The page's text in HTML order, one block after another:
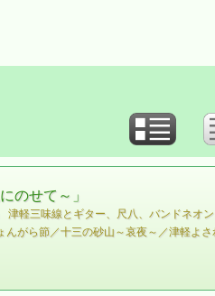
のせて～」
津軽三味線とギター、尺八、バンドネ
がら節／十三の砂山～哀夜～／津軽よ